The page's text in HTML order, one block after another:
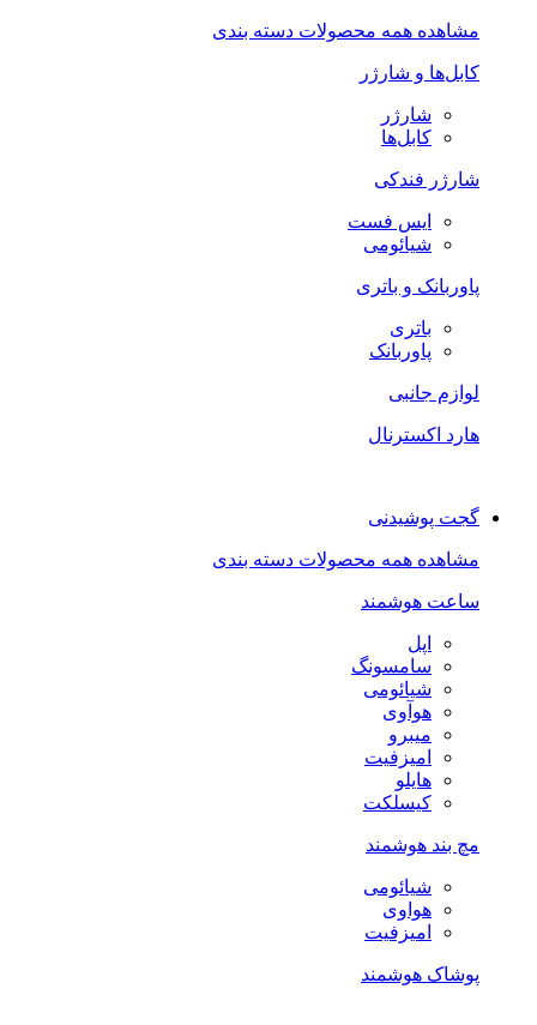
مشاهده همه محصولات دسته بندی
کابل‌ها و شارژر
شارژر
کابل‌ها
شارژر فندکی
ایس فست
شیائومی
پاوربانک و باتری
باتری
پاوربانک
لوازم جانبی
هارد اکسترنال
گجت پوشیدنی
مشاهده همه محصولات دسته بندی
ساعت هوشمند
اپل
سامسونگ
شیائومی
هوآوی
میبرو
امیزفیت
هایلو
کیسلکت
مچ بند هوشمند
شیائومی
هواوی
امیزفیت
پوشاک هوشمند